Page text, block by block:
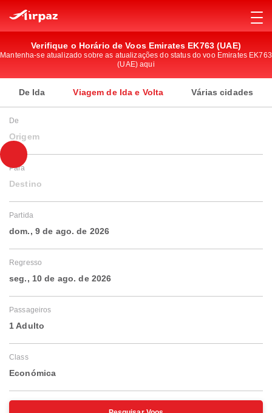
Verifique o Horário de Voos Emirates EK763 (UAE)
Mantenha-se atualizado sobre as atualizações do status do voo Emirates EK763
(UAE) aqui
De Ida Viagem de Ida e Volta Várias cidades
De
Origem
Para
Destino
Partida
dom., 9 de ago. de 2026
Regresso
seg., 10 de ago. de 2026
Passageiros
1 Adulto
Class
Económica